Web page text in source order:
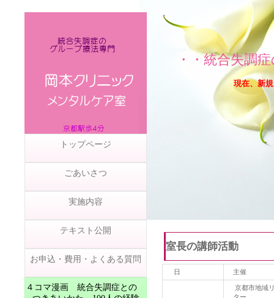
・・統合失調
現在、新
室長の講師活動
日 主催
京都市地域
トップページ
ごあいさつ
実施内容
テキスト公開
社会資源情報
お申込・費用・よくある質問
４コマ漫画 統合失調症との